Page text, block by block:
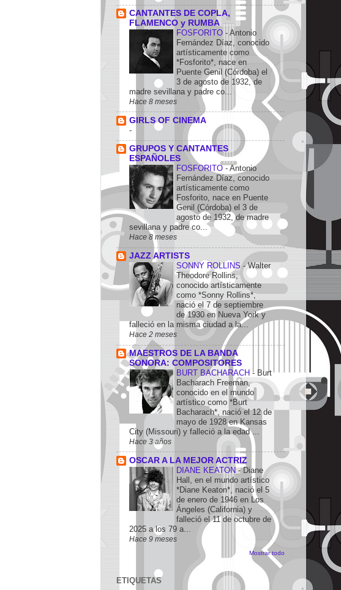
CANTANTES DE COPLA,
FLAMENCO y RUMBA
FOSFORITO - Antonio
Fernández Díaz, conocido
artísticamente como
*Fosforito*, nace en
Puente Genil (Córdoba) el
3 de agosto de 1932, de
madre sevillana y padre co...
Hace 8 meses
GIRLS OF CINEMA
-
GRUPOS Y CANTANTES
ESPAÑOLES
FOSFORITO-Antonio
Fernández Díaz, conocido
artísticamente como
Fosforito, nace en Puente
Genil (Córdoba) el 3 de
agosto de 1932, de madre
sevillana y padre co...
Hace 8 meses
JAZZ ARTISTS
SONNY ROLLINS-Walter
Theodore Rollins,
conocido artísticamente
como *Sonny Rollins*,
nació el 7 de septiembre
de 1930 en Nueva York y
falleció en la misma ciudad a la...
Hace 2 meses
MAESTROS DE LA BANDA
SONORA: COMPOSITORES
BURT BACHARACH - Burt
Bacharach Freeman,
conocido en el mundo
artístico como *Burt
Bacharach*, nació el 12 de
mayo de 1928 en Kansas
City (Missouri) y falleció a la edad ...
Hace 3 años
OSCAR A LA MEJOR ACTRIZ
DIANE KEATON-Diane
Hall, en el mundo artístico
*Diane Keaton*, nació el 5
de enero de 1946 en Los
Ángeles (California) y
falleció el 11 de octubre de
2025 a los 79 a...
Hace 9 meses
Mostrar todo
ETIQUETAS